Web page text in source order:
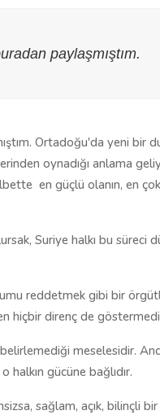
paylaşmıştım.
Ortadoğu'da yeni bir
oynadığı anlama
en güçlü olanın, en
Suriye halkı bu süreci
reddetmek gibi bir
hiçbir direnç de
meselesidir.
gücüne bağlıdır.
sağlam, açık, bilinçli